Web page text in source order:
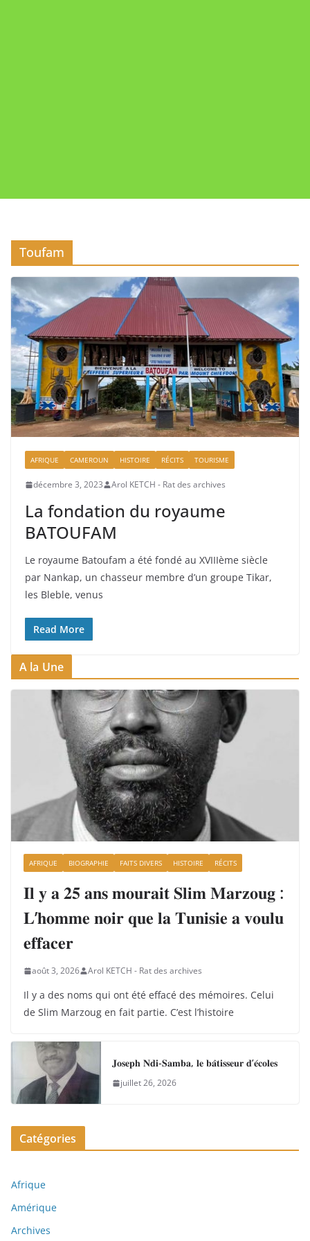
Toufam
AFRIQUE CAMEROUN HISTOIRE RÉCITS TOURISME
décembre 3, 2023 Arol KETCH - Rat des archives
La fondation du royaume
BATOUFAM
Le royaume Batoufam a été fondé au XVIIIème siècle
par Nankap, un chasseur membre d’un groupe Tikar,
les Bleble, venus
Read More
A la Une
AFRIQUE BIOGRAPHIE FAITS DIVERS HISTOIRE RÉCITS
𝐈𝐥 𝐲 𝐚 𝟐𝟓 𝐚𝐧𝐬 𝐦𝐨𝐮𝐫𝐚𝐢𝐭 𝐒𝐥𝐢𝐦 𝐌𝐚𝐫𝐳𝐨𝐮𝐠 :
𝐋’𝐡𝐨𝐦𝐦𝐞 𝐧𝐨𝐢𝐫 𝐪𝐮𝐞 𝐥𝐚 𝐓𝐮𝐧𝐢𝐬𝐢𝐞 𝐚 𝐯𝐨𝐮𝐥𝐮
𝐞𝐟𝐟𝐚𝐜𝐞𝐫
août 3, 2026 Arol KETCH - Rat des archives
Il y a des noms qui ont été effacé des mémoires. Celui
de Slim Marzoug en fait partie. C’est l’histoire
𝐉𝐨𝐬𝐞𝐩𝐡 𝐍𝐝𝐢-𝐒𝐚𝐦𝐛𝐚, 𝐥𝐞 𝐛𝐚̂𝐭𝐢𝐬𝐬𝐞𝐮𝐫 𝐝’𝐞́𝐜𝐨𝐥𝐞𝐬
juillet 26, 2026
Catégories
Afrique
Amérique
Archives